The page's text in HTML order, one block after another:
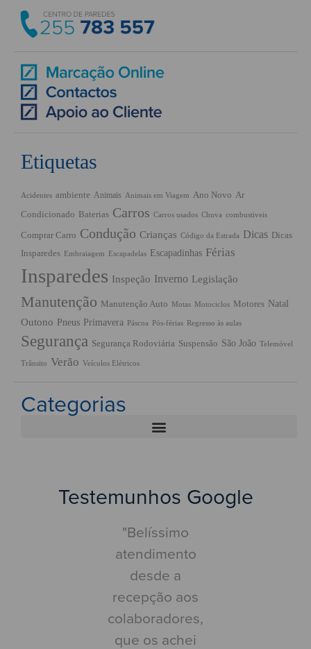
Etiquetas
Acidentes ambiente Animais Animais em Viagem Ano Novo Ar
Condicionado
Baterias Carros Carros usados Chuva combustiveis
Comprar Carro Condução Crianças Código da Estrada Dicas Dicas
Insparedes
Embraiagem Escapadelas Escapadinhas Férias
Insparedes Inspeção Inverno Legislação
Manutenção Manutenção Auto Motas Motociclos Motores Natal
Outono Pneus Primavera Páscoa Pós-férias Regresso às aulas
Segurança Segurança Rodoviária Suspensão São João Telemóvel
Trânsito Verão Veículos Elétricos
Categorias
Testemunhos Google
"Belíssimo
atendimento
desde a
recepção aos
colaboradores,
que os achei